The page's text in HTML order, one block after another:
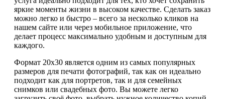
яркие моменты жизни в высоком качестве. Сделать заказ
можно легко и быстро – всего за несколько кликов на
нашем сайте или через мобильное приложение, что
делает процесс максимально удобным и доступным для
каждого.
Формат 20х30 является одним из самых популярных
размеров для печати фотографий, так как он идеально
подходит как для портретов, так и для семейных
снимков или свадебных фото. Вы можете легко